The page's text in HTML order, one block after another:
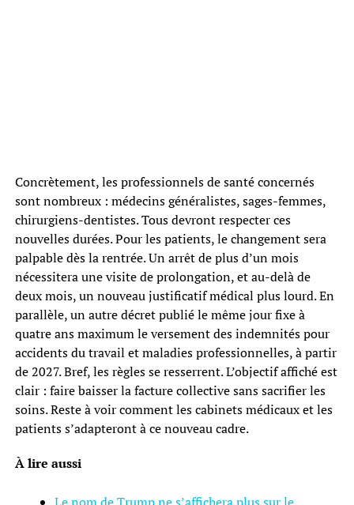
Concrètement, les professionnels de santé concernés
sont nombreux : médecins généralistes, sages-femmes,
chirurgiens-dentistes. Tous devront respecter ces
nouvelles durées. Pour les patients, le changement sera
palpable dès la rentrée. Un arrêt de plus d’un mois
nécessitera une visite de prolongation, et au-delà de
deux mois, un nouveau justificatif médical plus lourd. En
parallèle, un autre décret publié le même jour fixe à
quatre ans maximum le versement des indemnités pour
accidents du travail et maladies professionnelles, à partir
de 2027. Bref, les règles se resserrent. L’objectif affiché est
clair : faire baisser la facture collective sans sacrifier les
soins. Reste à voir comment les cabinets médicaux et les
patients s’adapteront à ce nouveau cadre.
À lire aussi